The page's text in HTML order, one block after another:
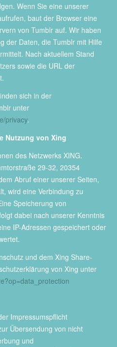
Wenn Sie eine unserer
baut der Browser eine
von Tumblr auf. Wir haben
der Daten, die Tumblr mit Hilfe
Nach aktuellem Stand
sowie die URL der
sich in der
unter
privacy.
Nutzung von Xing
des Netzwerks XING.
29-32, 20354
Abruf einer unserer Seiten,
wird eine Verbindung zu
Speicherung von
dabei nach unserer Kenntnis
IP-Adressen gespeichert oder
und dem Xing Share-
von Xing unter
Impressumspflicht
Übersendung von nicht
und